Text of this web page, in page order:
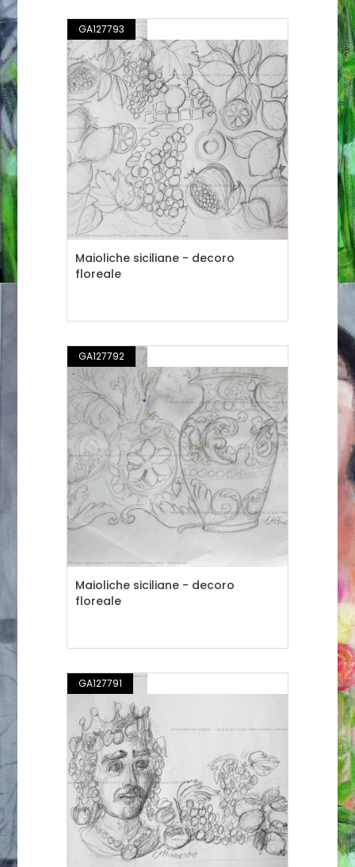
GA127793
Maioliche siciliane - decoro
floreale
GA127792
Maioliche siciliane - decoro
floreale
GA127791